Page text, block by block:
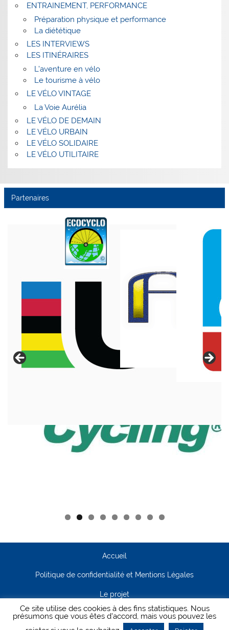
ENTRAINEMENT, PERFORMANCE
Préparation physique et performance
La diététique
LES INTERVIEWS
LES ITINÉRAIRES
L’aventure en vélo
Le tourisme à vélo
LE VÉLO VINTAGE
La Voie Aurélia
LE VÉLO DE DEMAIN
LE VÉLO URBAIN
LE VÉLO SOLIDAIRE
LE VÉLO UTILITAIRE
Partenaires
Accueil
Politique de confidentialité et Mentions Légales
Le projet
Contact
Ce site utilise des cookies à des fins statistiques. Nous
présumons que vous êtes d'accord, mais vous pouvez les